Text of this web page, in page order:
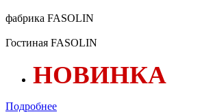
фабрика FASOLIN
Гостиная FASOLIN
НОВИНКА
Подробнее